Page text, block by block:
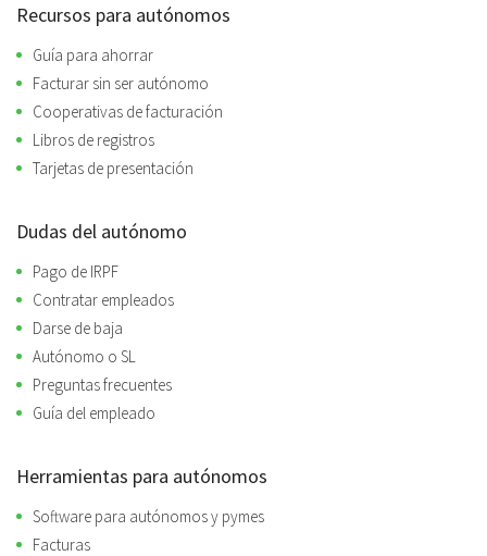
Recursos para autónomos
Guía para ahorrar
Facturar sin ser autónomo
Cooperativas de facturación
Libros de registros
Tarjetas de presentación
Dudas del autónomo
Pago de IRPF
Contratar empleados
Darse de baja
Autónomo o SL
Preguntas frecuentes
Guía del empleado
Herramientas para autónomos
Software para autónomos y pymes
Facturas